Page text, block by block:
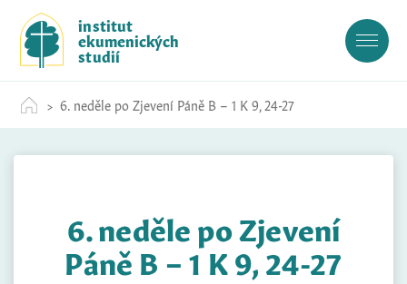
c
institut
ekumenických
studií
6. neděle po Zjevení Páně B – 1 K 9, 24-27
6. neděle po Zjevení
Páně B – 1 K 9, 24-27